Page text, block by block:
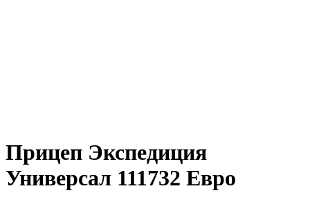
Прицеп Экспедиция
Универсал 111732 Евро